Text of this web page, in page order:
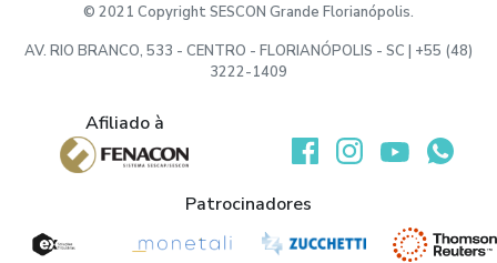
© 2021 Copyright SESCON Grande Florianópolis.
AV. RIO BRANCO, 533 - CENTRO - FLORIANÓPOLIS - SC | +55 (48)
3222-1409
Afiliado à
Desenvolvido por:
Patrocinadores